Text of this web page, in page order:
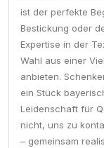
ist der perfekte
Bestickung oder
Expertise in der
Wahl aus einer
anbieten.
ein Stück
Leidenschaft für
nicht, uns zu
– gemeinsam